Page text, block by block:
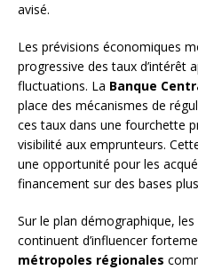
avisé.
Les prévisions économiques
progressive des taux d’intérêt
fluctuations. La Banque
place des mécanismes de
ces taux dans une fourchette
visibilité aux emprunteurs.
une opportunité pour les
financement sur des bases
Sur le plan démographique,
continuent d’influencer
métropoles régionales